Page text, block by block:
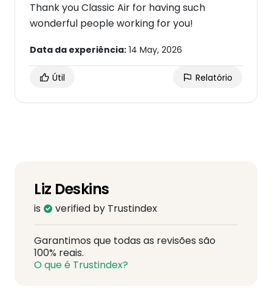
Thank you Classic Air for having such
wonderful people working for you!
Data da experiência: 14 May, 2026
Útil Relatório
Liz Deskins
is verified by Trustindex
Garantimos que todas as revisões são
100% reais.
O que é Trustindex?